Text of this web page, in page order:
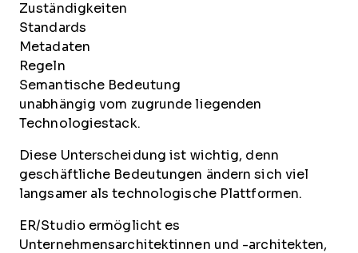
Zuständigkeiten
Standards
Metadaten
Regeln
Semantische Bedeutung
unabhängig vom zugrunde liegenden
Technologiestack.
Diese Unterscheidung ist wichtig, denn
geschäftliche Bedeutungen ändern sich viel
langsamer als technologische Plattformen.
ER/Studio ermöglicht es
Unternehmensarchitektinnen und -architekten,